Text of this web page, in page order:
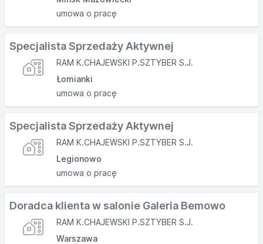
umowa o pracę
Specjalista Sprzedaży Aktywnej
RAM K.CHAJEWSKI P.SZTYBER S.J.
Łomianki
umowa o pracę
Specjalista Sprzedaży Aktywnej
RAM K.CHAJEWSKI P.SZTYBER S.J.
Legionowo
umowa o pracę
Doradca klienta w salonie Galeria Bemowo
RAM K.CHAJEWSKI P.SZTYBER S.J.
Warszawa